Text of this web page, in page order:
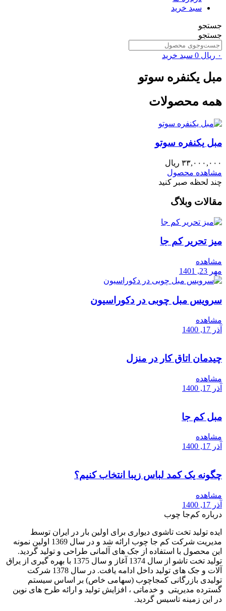
سبد خرید
جستجو
جستجو
۰ ریال 0 سبد خرید
مبل یکنفره سوتو
همه محصولات
مبل یکنفره سوتو
۳۳,۰۰۰,۰۰۰ ریال
مشاهده محصول
چند لحظه صبر کنید
مقالات وبلاگ
میز تحریر کم جا
مشاهده
مهر 23, 1401
سرویس مبل چوبی در دکوراسیون
مشاهده
آذر 17, 1400
چیدمان اتاق کار در منزل
مشاهده
آذر 17, 1400
مبل کم جا
مشاهده
آذر 17, 1400
چگونه یک کمد لباس زیبا انتخاب کنیم؟
مشاهده
آذر 17, 1400
درباره کم‌جا چوب
ایده تولید تخت تاشوی دیواری برای اولین بار در ایران توسط
مدیریت شرکت کم جا چوب ارائه شد و در سال 1369 اولین نمونه
این محصول با استفاده از جک های آلمانی طراحی و تولید گردید.
تولید تخت تاشو از سال 1374 آغاز و سال 1375 با بهره گیری از یراق
آلات و جک های تولید داخل ادامه یافت. در سال 1378 شرکت
تولیدی بازرگانی کمجاچوب (سهامی خاص) بر اساس سیستم
گسترده مدیریتی و خدماتی ، افزایش تولید و ارائه طرح های نوین
در این زمینه تاسیس گردید.